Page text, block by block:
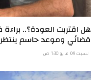
هل اقتربت العودة؟..
قضائي وموعد حاسم
السبت 09 مايو 1:30 ص